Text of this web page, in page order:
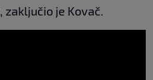
, zaključio je Kovač.